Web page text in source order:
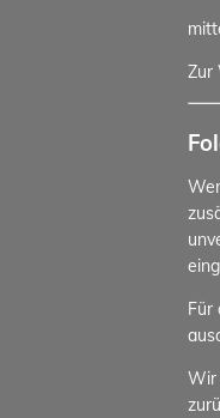
Zur
Für
Wir